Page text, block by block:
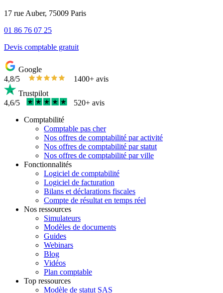
17 rue Auber, 75009 Paris
01 86 76 07 25
Devis comptable gratuit
Google
4,8/5
1400+ avis
Trustpilot
4,6/5
520+ avis
Comptabilité
Comptable pas cher
Nos offres de comptabilité par activité
Nos offres de comptabilité par statut
Nos offres de comptabilité par ville
Fonctionnalités
Logiciel de comptabilité
Logiciel de facturation
Bilans et déclarations fiscales
Compte de résultat en temps réel
Nos ressources
Simulateurs
Modèles de documents
Guides
Webinars
Blog
Vidéos
Plan comptable
Top ressources
Modèle de statut SAS